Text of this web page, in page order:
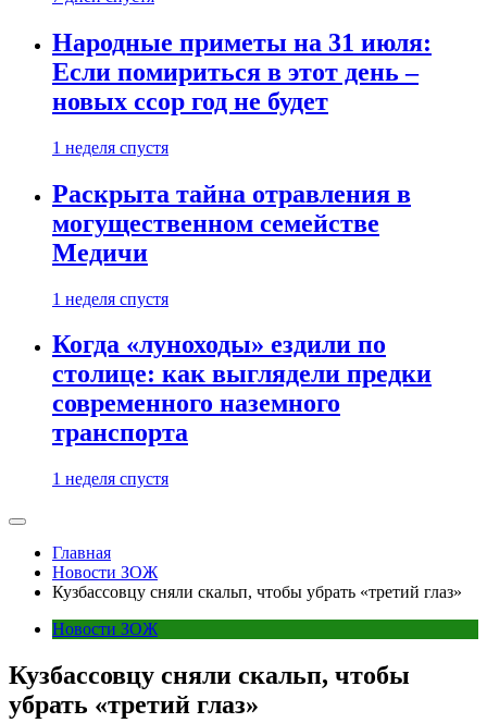
Народные приметы на 31 июля:
Если помириться в этот день –
новых ссор год не будет
1 неделя спустя
Раскрыта тайна отравления в
могущественном семействе
Медичи
1 неделя спустя
Когда «луноходы» ездили по
столице: как выглядели предки
современного наземного
транспорта
1 неделя спустя
Главная
Новости ЗОЖ
Кузбассовцу сняли скальп, чтобы убрать «третий глаз»
Новости ЗОЖ
Кузбассовцу сняли скальп, чтобы
убрать «третий глаз»